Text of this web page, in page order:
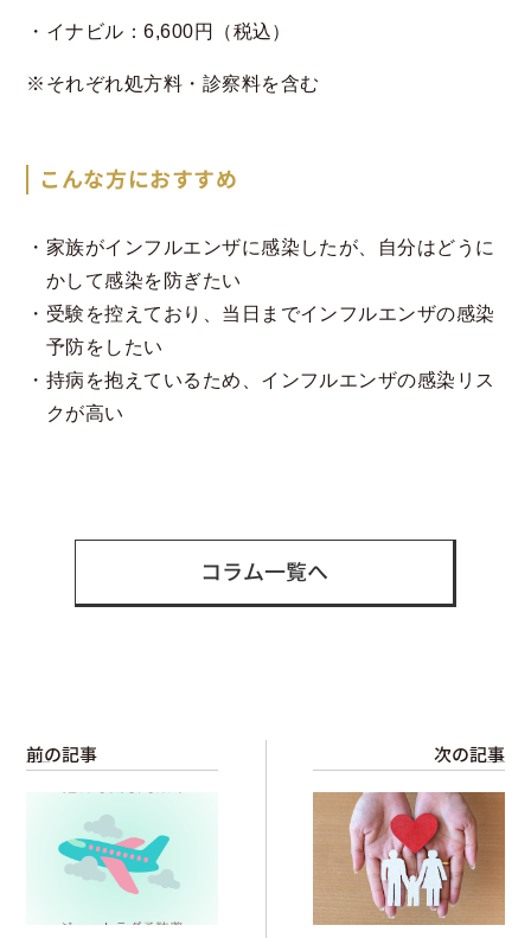
・イナビル：6,600円（税込）
※それぞれ処方料・診察料を含む
こんな方におすすめ
家族がインフルエンザに感染したが、自分はどうに
かして感染を防ぎたい
受験を控えており、当日までインフルエンザの感染
予防をしたい
持病を抱えているため、インフルエンザの感染リス
クが高い
コラム一覧へ
前の記事 次の記事